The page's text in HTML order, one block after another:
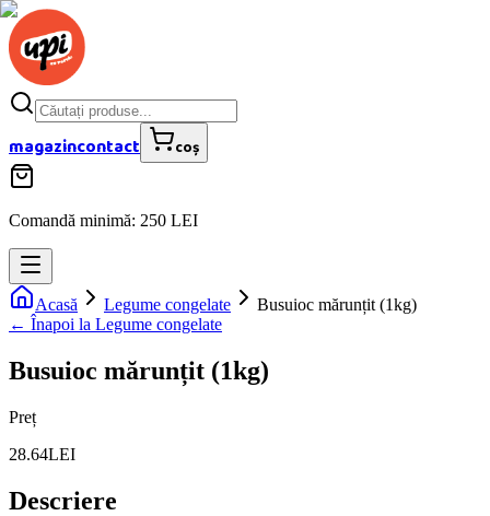
magazincontact coș
Comandă minimă: 250 LEI
Acasă Legume congelate
Busuioc mărunțit (1kg)
← Înapoi la Legume congelate
Busuioc mărunțit (1kg)
Preț
28.64LEI
Descriere